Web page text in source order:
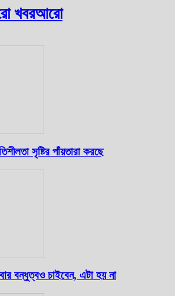
খবরআরো
সৃষ্টির পাঁয়তারা করছে
বন্ধুত্বও চাইবেন, এটা হয় না